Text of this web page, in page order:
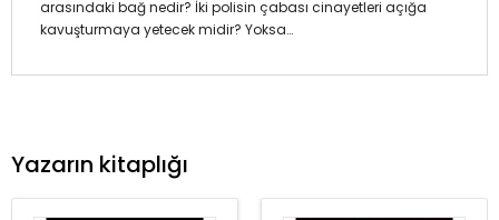
arasındaki bağ nedir? İki polisin çabası cinayetleri açığa
kavuşturmaya yetecek midir? Yoksa…
Yazarın kitaplığı